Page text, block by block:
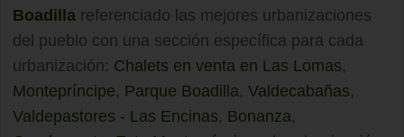
Boadilla referenciado las mejores urbanizaciones
del pueblo con una sección específica para cada
urbanización: Chalets en venta en Las Lomas,
Montepríncipe, Parque Boadilla, Valdecabañas,
Valdepastores - Las Encinas, Bonanza,